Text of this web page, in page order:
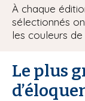
À chaque
sélectionnés
les couleurs
Le plus